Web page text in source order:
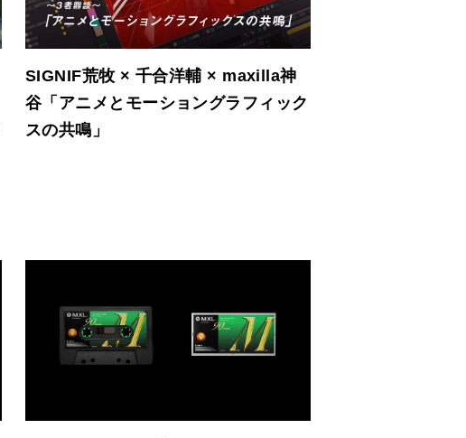
SIGNIF荒牧 × 千合洋輔 × maxilla神
谷「アニメとモーショングラフィック
スの共鳴」